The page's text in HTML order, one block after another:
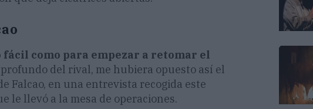
como para empezar a retomar el
del rival, me hubiera opuesto así el
Falcao, en una entrevista recogida este
le llevó a la mesa de operaciones.